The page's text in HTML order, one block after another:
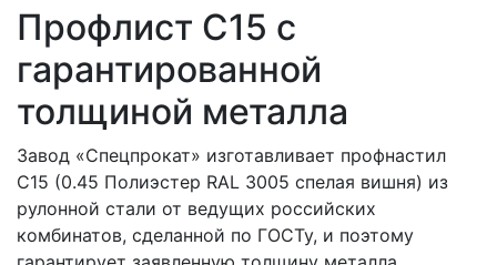
Профлист С15 с
гарантированной
толщиной металла
Завод «Спецпрокат» изготавливает профнастил
С15 (0.45 Полиэстер RAL 3005 спелая вишня) из
рулонной стали от ведущих российских
комбинатов, сделанной по ГОСТу, и поэтому